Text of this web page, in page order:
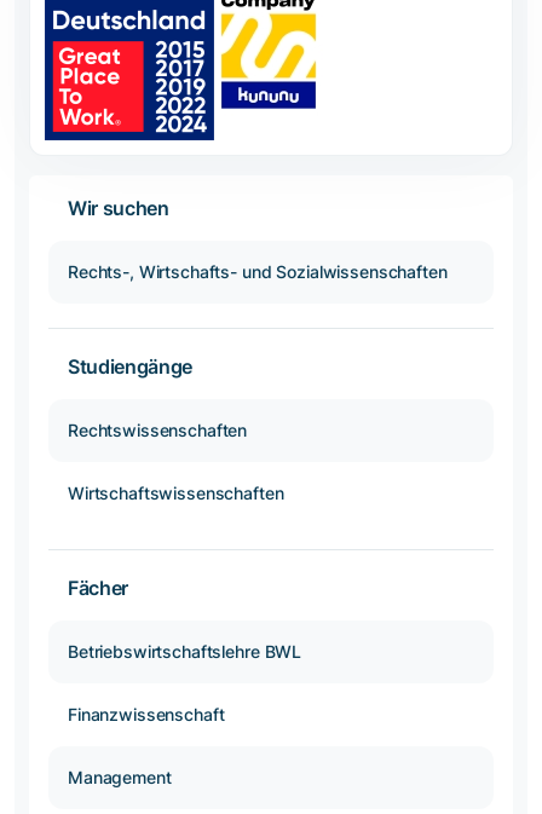
Wir suchen
Rechts-, Wirtschafts- und Sozialwissenschaften
Studiengänge
Rechtswissenschaften
Wirtschaftswissenschaften
Fächer
Betriebswirtschaftslehre BWL
Finanzwissenschaft
Management